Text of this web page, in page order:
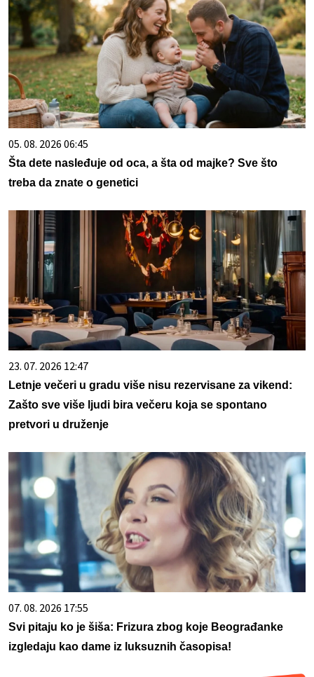
05. 08. 2026 06:45
Šta dete nasleđuje od oca, a šta od majke? Sve što
treba da znate o genetici
23. 07. 2026 12:47
Letnje večeri u gradu više nisu rezervisane za vikend:
Zašto sve više ljudi bira večeru koja se spontano
pretvori u druženje
07. 08. 2026 17:55
Svi pitaju ko je šiša: Frizura zbog koje Beograđanke
izgledaju kao dame iz luksuznih časopisa!